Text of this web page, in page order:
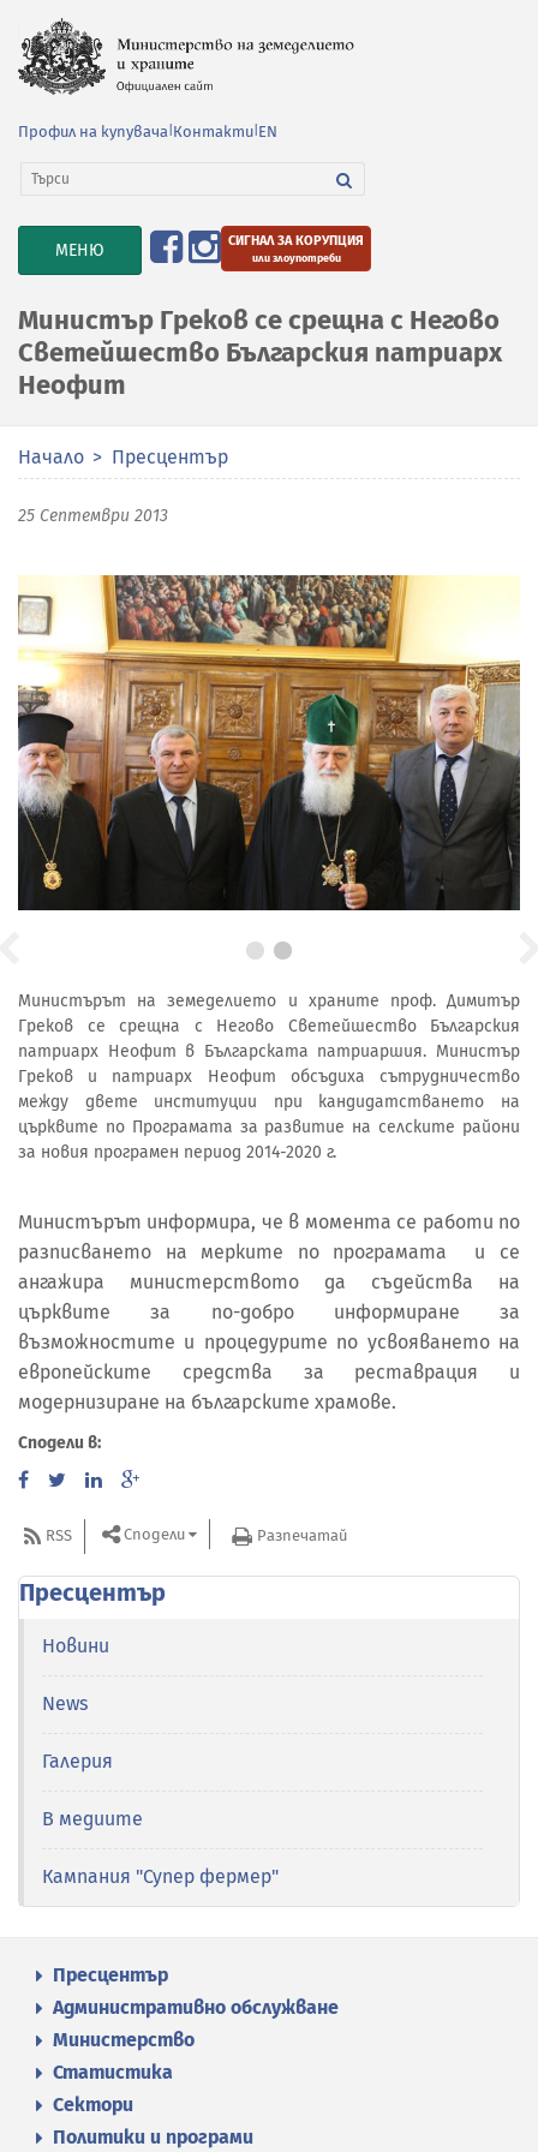
Профил на купувача Контакти EN
TOGGLE
NAVIGATION
МЕНЮ СИГНАЛ ЗА КОРУПЦИЯ
или злоупотреби
Министър Греков се срещна с Негово
Светейшество Българския патриарх
Неофит
Начало Пресцентър
25 Септември 2013
Министърът на земеделието и храните проф. Димитър
Греков се срещна с Негово Светейшество Българския
патриарх Неофит в Българската патриаршия. Министър
Греков и патриарх Неофит обсъдиха сътрудничество
между двете институции при кандидатстването на
църквите по Програмата за развитие на селските райони
за новия програмен период 2014-2020 г.
Министърът информира, че в момента се работи по
разписването на мерките по програмата и се
ангажира министерството да съдейства на
църквите за по-добро информиране за
възможностите и процедурите по усвояването на
европейските средства за реставрация и
модернизиране на българските храмове.
Сподели в:
RSS Сподели Разпечатай
Пресцентър
Новини
News
Галерия
В медиите
Кампания "Супер фермер"
Пресцентър
Административно обслужване
Министерство
Статистика
Сектори
Политики и програми